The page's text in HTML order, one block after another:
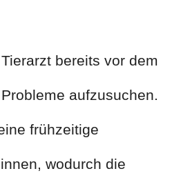
bereits vor dem
aufzusuchen.
frühzeitige
wodurch die